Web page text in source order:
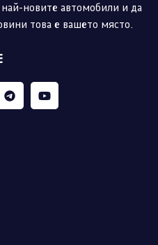
най-новите автомобили и да
това е вашето място.